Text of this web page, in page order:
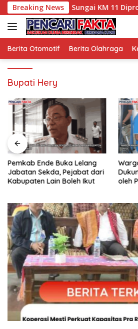
Langsung
ke
konten
Breaking News
Wisata, Sungai KM 11
Berita Otomotif Berita Olahraga
Bupati Hery
Pemkab Ende Buka Lelang
Jabatan Sekda, Pejabat dari
Kabupaten Lain Boleh Ikut
oleh